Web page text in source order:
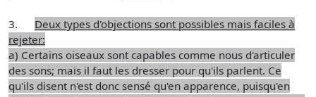
3. Deux types d'objections sont possibles mais faciles à
rejeter:
a) Certains oiseaux sont capables comme nous d'articuler
des sons; mais il faut les dresser pour qu'ils parlent. Ce
qu'ils disent n'est donc sensé qu'en apparence, puisqu'en